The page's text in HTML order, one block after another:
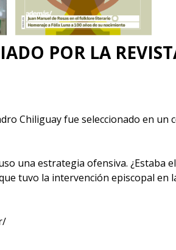
POR LA
Chiliguay fue seleccionado en un
una estrategia ofensiva. ¿Estaba
tuvo la intervención episcopal en